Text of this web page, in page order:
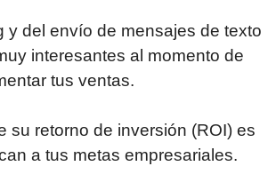
y del envío de mensajes de texto
interesantes al momento de
tus ventas.
su retorno de inversión (ROI) es
a tus metas empresariales.